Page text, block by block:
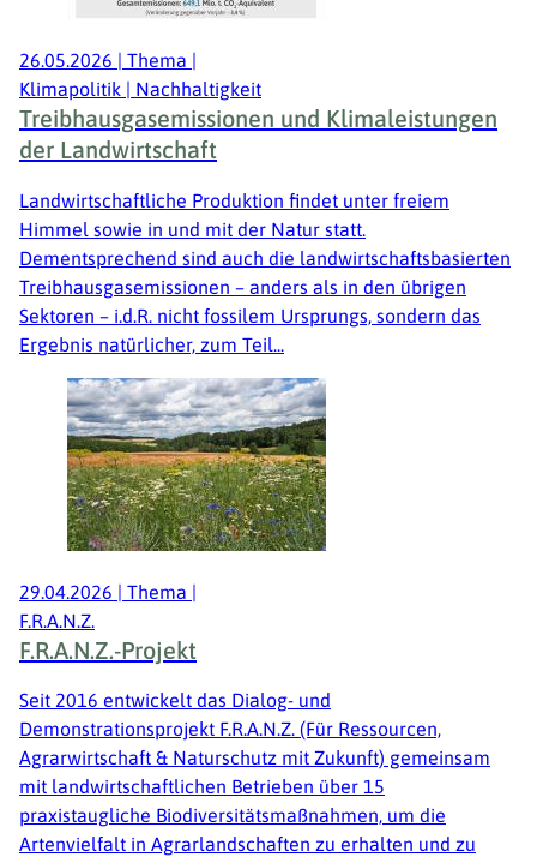
26.05.2026 | Thema |
Klimapolitik | Nachhaltigkeit
Treibhausgasemissionen und Klimaleistungen
der Landwirtschaft
Landwirtschaftliche Produktion findet unter freiem
Himmel sowie in und mit der Natur statt.
Dementsprechend sind auch die landwirtschaftsbasierten
Treibhausgasemissionen – anders als in den übrigen
Sektoren – i.d.R. nicht fossilem Ursprungs, sondern das
Ergebnis natürlicher, zum Teil...
29.04.2026 | Thema |
F.R.A.N.Z.
F.R.A.N.Z.-Projekt
Seit 2016 entwickelt das Dialog- und
Demonstrationsprojekt F.R.A.N.Z. (Für Ressourcen,
Agrarwirtschaft & Naturschutz mit Zukunft) gemeinsam
mit landwirtschaftlichen Betrieben über 15
praxistaugliche Biodiversitätsmaßnahmen, um die
Artenvielfalt in Agrarlandschaften zu erhalten und zu